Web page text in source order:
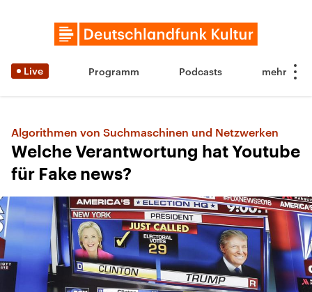
Live Programm Podcasts
Algorithmen von Suchmaschinen und Netzwerken
Welche Verantwortung hat Youtube
für Fake news?